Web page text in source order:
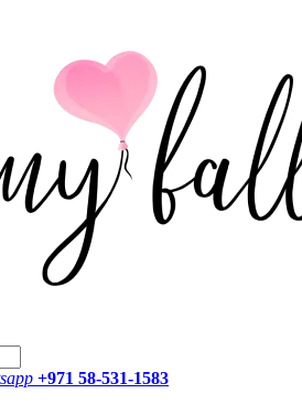
+971 58-531-1583